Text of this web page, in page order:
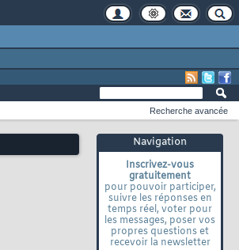
Navigation
Inscrivez-vous
gratuitement
pour pouvoir participer,
suivre les réponses en
temps réel, voter pour
les messages, poser vos
propres questions et
recevoir la newsletter
Recherche avancée